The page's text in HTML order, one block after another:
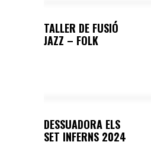
SELECT OPTIONS
TALLER DE FUSIÓ
JAZZ – FOLK
DESSUADORA ELS
SET INFERNS 2024